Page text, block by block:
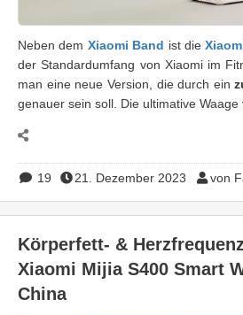
Neben dem Xiaomi Band ist die
der Standardumfang von Xiaomi im
man eine neue Version, die durch ein
genauer sein soll. Die ultimative Waage
19 21. Dezember 2023 von
Körperfett- &
Xiaomi Mijia S400 Smart
China